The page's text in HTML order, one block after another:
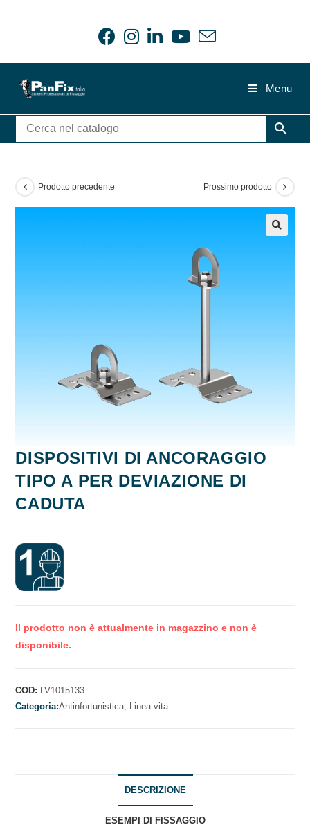
Menu
Prodotto precedente Prossimo prodotto
DISPOSITIVI DI ANCORAGGIO
TIPO A PER DEVIAZIONE DI
CADUTA
Il prodotto non è attualmente in magazzino e non è
disponibile.
COD:
LV1015133..
Categoria:Antinfortunistica, Linea vita
DESCRIZIONE
ESEMPI DI FISSAGGIO